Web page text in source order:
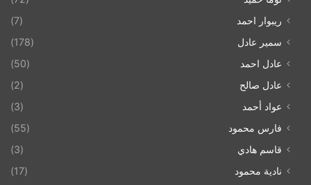
ريبوار احمد
(7)
سمير عادل
(178)
عادل احمد
(50)
عادل صالح
(2)
عواد أحمد
(3)
فارس محمود
(55)
قاسم هادي
(3)
نادية محمود
(17)